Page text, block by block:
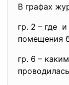
В графах
гр. 2 – где
помещения
гр. 6 –